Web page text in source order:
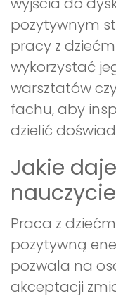
pozytywnym
pracy z
wykorzystać
warsztatów
fachu, aby
dzielić
Jakie
Praca z
pozytywną
pozwala na
akceptacji